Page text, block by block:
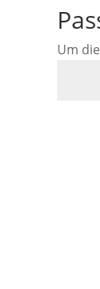
Um